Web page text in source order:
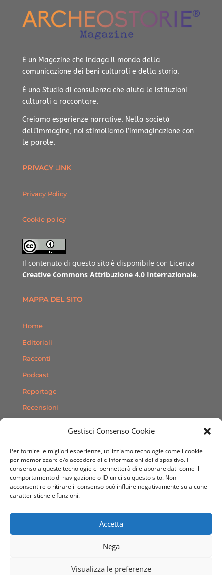
Gestisci Consenso Cookie
Per fornire le migliori esperienze, utilizziamo tecnologie come i cookie
per memorizzare e/o accedere alle informazioni del dispositivo. Il
consenso a queste tecnologie ci permetterà di elaborare dati come il
comportamento di navigazione o ID unici su questo sito. Non
acconsentire o ritirare il consenso può influire negativamente su alcune
caratteristiche e funzioni.
Accetta
Nega
Visualizza le preferenze
È un Magazine che indaga il mondo della
comunicazione dei beni culturali e della storia.
È uno Studio di consulenza che aiuta le istituzioni
culturali a raccontare.
Creiamo esperienze narrative. Nella società
dell’immagine, noi stimoliamo l’immaginazione con
le parole.
PRIVACY LINK
Privacy Policy
Cookie policy
Il contenuto di questo sito è disponibile con Licenza
Creative Commons Attribuzione 4.0 Internazionale.
MAPPA DEL SITO
Home
Editoriali
Racconti
Podcast
Reportage
Recensioni
Contatti
SEGUICI SUI SOCIAL
Agenzia Grafica & Web